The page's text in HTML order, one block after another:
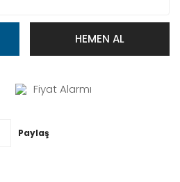
HEMEN AL
Fiyat Alarmı
Paylaş